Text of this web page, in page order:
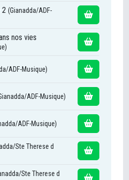
2 (Gianadda/ADF-
nos vies
ADF-Musique)
ADF-Musique)
ADF-Musique)
Ste Therese d
Ste Therese d